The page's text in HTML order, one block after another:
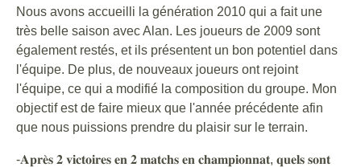
Nous avons accueilli la génération 2010 qui a fait une
très belle saison avec Alan. Les joueurs de 2009 sont
également restés, et ils présentent un bon potentiel dans
l'équipe. De plus, de nouveaux joueurs ont rejoint
l'équipe, ce qui a modifié la composition du groupe. Mon
objectif est de faire mieux que l'année précédente afin
que nous puissions prendre du plaisir sur le terrain.
-𝐀𝐩𝐫𝐞̀𝐬 𝟐 𝐯𝐢𝐜𝐭𝐨𝐢𝐫𝐞𝐬 𝐞𝐧 𝟐 𝐦𝐚𝐭𝐜𝐡𝐬 𝐞𝐧 𝐜𝐡𝐚𝐦𝐩𝐢𝐨𝐧𝐧𝐚𝐭, 𝐪𝐮𝐞𝐥𝐬 𝐬𝐨𝐧𝐭